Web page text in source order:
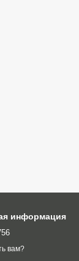
информация
вам?